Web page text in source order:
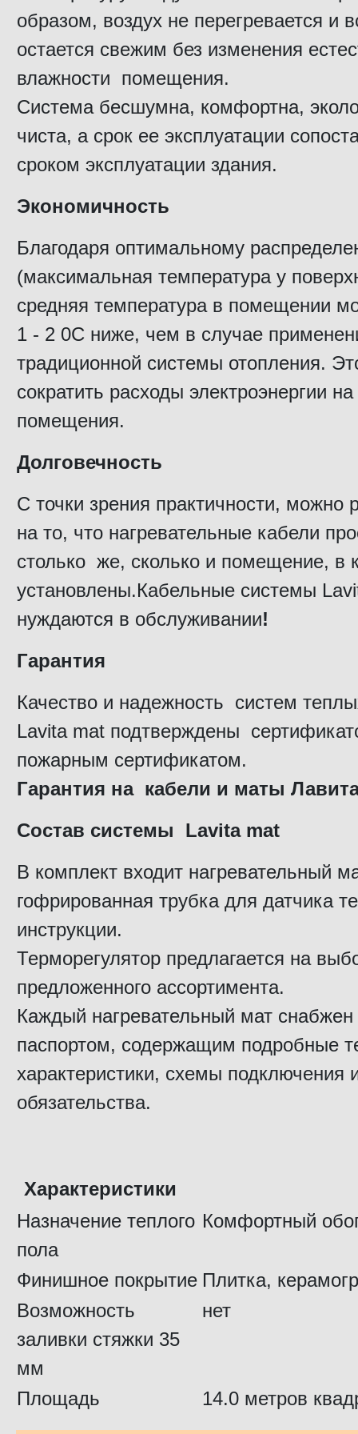
образом, воздух не перегревается и
остается свежим без изменения
влажности помещения.
Система бесшумна, комфортна,
чиста, а срок ее эксплуатации
сроком эксплуатации здания.
Экономичность
Благодаря оптимальному
(максимальная температура у
средняя температура в помещении
1 - 2 0С ниже, чем в случае
традиционной системы отопления.
сократить расходы электроэнергии
помещения.
Долговечность
С точки зрения практичности, можно
на то, что нагревательные кабели
столько же, сколько и помещение, в
установлены.Кабельные системы
нуждаются в обслуживании!
Гарантия
Качество и надежность систем
Lavita mat подтверждены
пожарным сертификатом.
Гарантия на кабели и маты
Состав системы Lavita mat
В комплект входит нагревательный
гофрированная трубка для датчика
инструкции.
Терморегулятор предлагается на
предложенного ассортимента.
Каждый нагревательный мат
паспортом, содержащим подробные
характеристики, схемы подключения
обязательства.
Характеристики
Назначение теплого
пола
Комфортный
Финишное покрытие Плитка,
Возможность
заливки стяжки 35
мм
нет
Площадь 14.0 метров